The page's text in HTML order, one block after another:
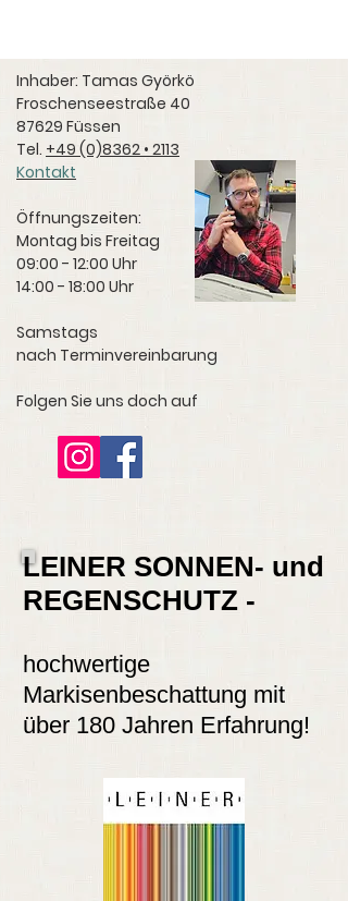
Inhaber: Tamas Györkö
Froschenseestraße 40
87629 Füssen
Tel. +49 (0)8362 • 2113
Kontakt
Öffnungszeiten:
Montag bis Freitag
09:00 - 12:00 Uhr
14:00 - 18:00 Uhr
Samstags
nach Terminvereinbarung
Folgen Sie uns doch auf
LEINER SONNEN- und
REGENSCHUTZ -
hochwertige
Markisenbeschattung mit
über 180 Jahren Erfahrung!